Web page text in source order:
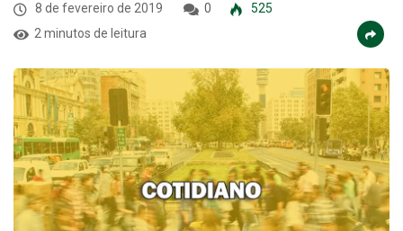
8 de fevereiro de 2019 0
525
2 minutos de leitura